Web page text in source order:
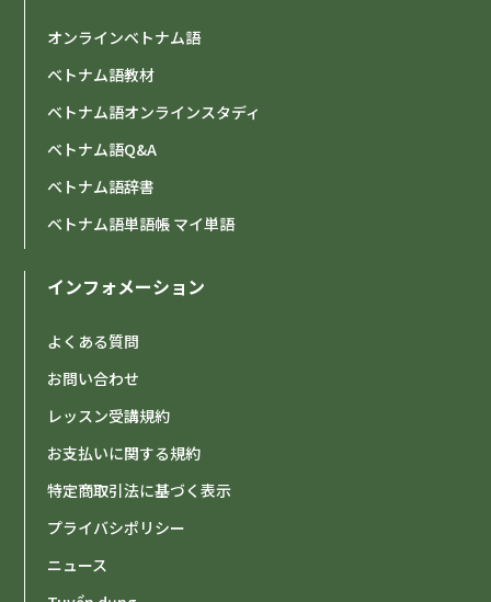
オンラインベトナム語
ベトナム語教材
ベトナム語オンラインスタディ
ベトナム語Q&A
ベトナム語辞書
ベトナム語単語帳 マイ単語
インフォメーション
よくある質問
お問い合わせ
レッスン受講規約
お支払いに関する規約
特定商取引法に基づく表示
プライバシポリシー
ニュース